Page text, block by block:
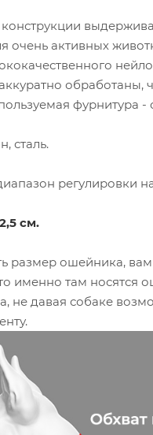
очень активных
фурнитура -
сталь.
регулировки
см.
размер ошейника,
именно там
не давая собаке